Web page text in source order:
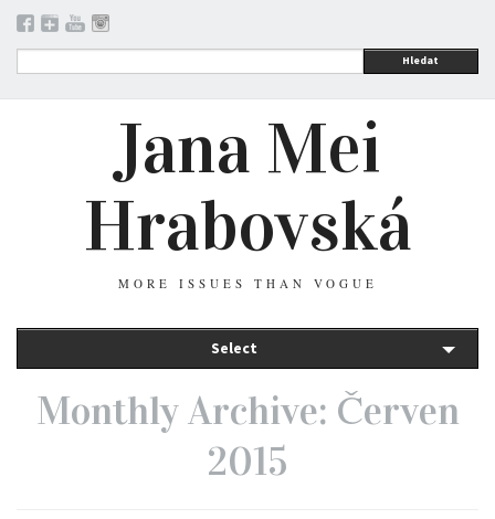
Hledat
Jana Mei
Hrabovská
MORE ISSUES THAN VOGUE
Select
Monthly Archive: Červen
2015